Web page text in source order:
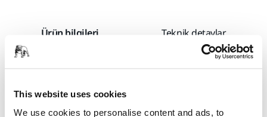
This website uses cookies
We use cookies to personalise content and ads, to
Ürün bilgileri Teknik detaylar
Galaxy'nin seramik tanecikleri körelmeyecek şekilde
tasarlanmıştır; aşındırıcı taneciğin kenarı kırıldığında basitçe